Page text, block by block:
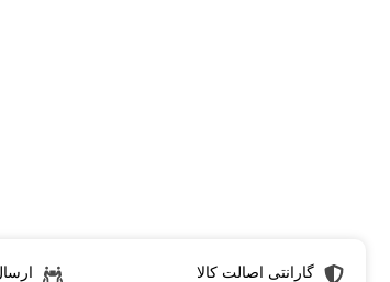
گارانتی اصالت کالا